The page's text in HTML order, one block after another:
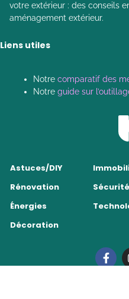
votre extérieur : des conseils
aménagement extérieur.
Liens utiles
Notre comparatif des
Notre guide sur
Astuces/DIY
Rénovation
Énergies
Décoration
Sécurité